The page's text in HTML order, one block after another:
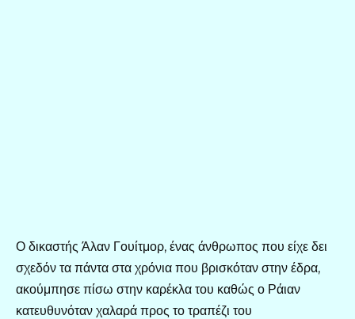
Ο δικαστής Άλαν Γουίτμορ, ένας άνθρωπος που είχε δει
σχεδόν τα πάντα στα χρόνια που βρισκόταν στην έδρα,
ακούμπησε πίσω στην καρέκλα του καθώς ο Ράιαν
κατευθυνόταν χαλαρά προς το τραπέζι του